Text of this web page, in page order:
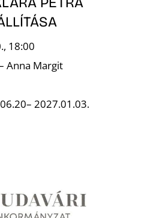
18:00
Anna Margit
2027.01.03.